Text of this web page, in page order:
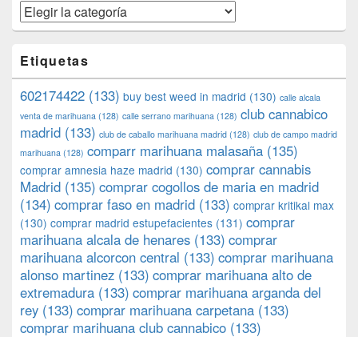
Categorías
Etiquetas
602174422 (133) buy best weed in madrid (130) calle alcala
venta de marihuana (128) calle serrano marihuana (128) club cannabico
madrid (133) club de caballo marihuana madrid (128) club de campo madrid
marihuana (128) comparr marihuana malasaña (135)
comprar amnesia haze madrid (130) comprar cannabis
Madrid (135) comprar cogollos de maria en madrid
(134) comprar faso en madrid (133) comprar kritikal max
(130) comprar madrid estupefacientes (131) comprar
marihuana alcala de henares (133) comprar
marihuana alcorcon central (133) comprar marihuana
alonso martinez (133) comprar marihuana alto de
extremadura (133) comprar marihuana arganda del
rey (133) comprar marihuana carpetana (133)
comprar marihuana club cannabico (133)